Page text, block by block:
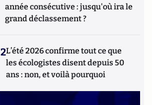
année consécutive : jusqu'où ira le
grand déclassement ?
2L’été 2026 confirme tout ce que
les écologistes disent depuis 50
ans : non, et voilà pourquoi